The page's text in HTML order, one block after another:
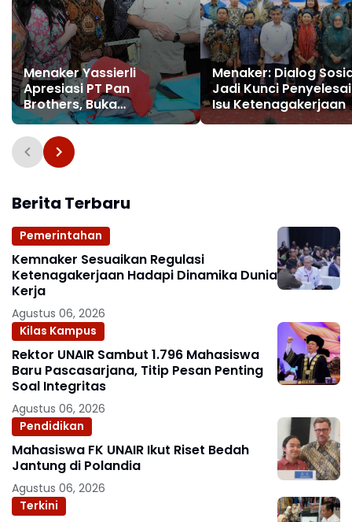
Menaker Yassierli
Apresiasi PT Pan
Brothers, Buka
Kesempatan Kerja bagi
Penyandang Disabilitas
Menaker: Dialog
Jadi Kunci
Isu Ketenagakerjaan
Berita Terbaru
Pemerintahan
Kemnaker Sesuaikan Regulasi
Ketenagakerjaan Hadapi Dinamika Dunia
Kerja
Agustus 06, 2026
Kilas Kampus
Rektor UNAIR Sambut 1.796 Mahasiswa
Baru Pascasarjana, Titip Pesan Penting
Soal Integritas
Agustus 06, 2026
Pendidikan
Mahasiswa FK UNAIR Ikut Riset Bedah
Jantung di Polandia
Agustus 06, 2026
Terkini